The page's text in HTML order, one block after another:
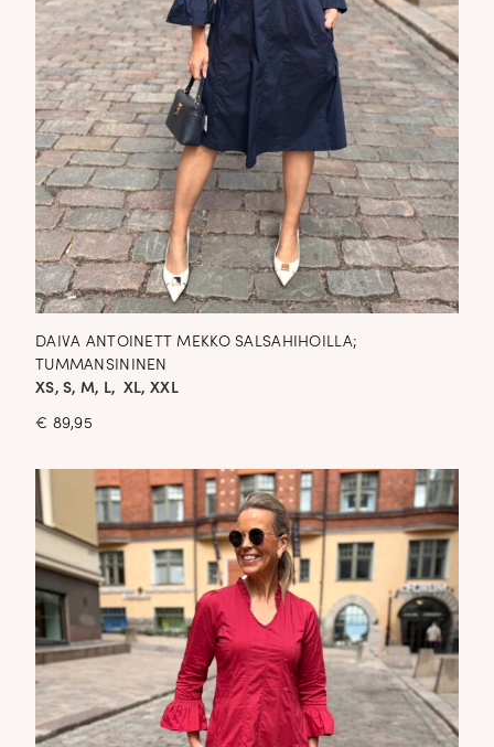
DAIVA ANTOINETT MEKKO SALSAHIHOILLA;
TUMMANSININEN
XS, S, M, L, XL, XXL
€ 89,95